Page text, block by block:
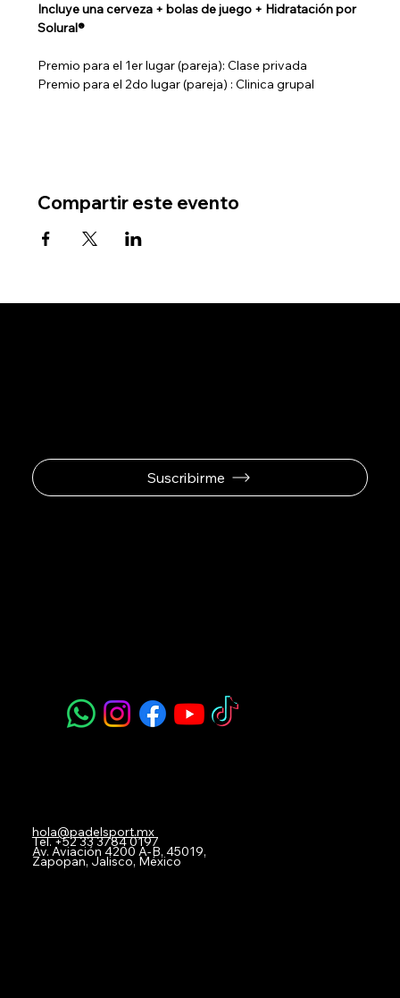
Incluye una cerveza + bolas de juego + Hidratación por
Solural®
Premio para el 1er lugar (pareja): Clase privada
Premio para el 2do lugar (pareja) : Clinica grupal
Compartir este evento
Suscribirme
hola@padelsport.mx
Tel.+52 33 3784 0197
Av. Aviación 4200 A-B, 45019,
Zapopan, Jalisco, México